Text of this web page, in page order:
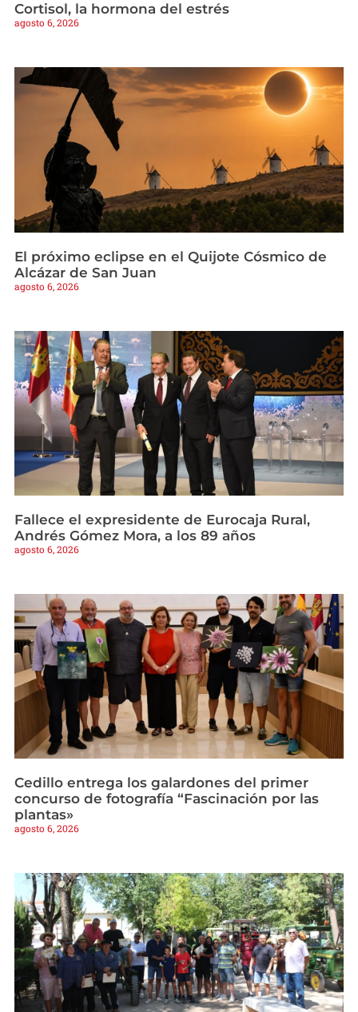
Cortisol, la hormona del estrés
agosto 6, 2026
El próximo eclipse en el Quijote Cósmico de
Alcázar de San Juan
agosto 6, 2026
Fallece el expresidente de Eurocaja Rural,
Andrés Gómez Mora, a los 89 años
agosto 6, 2026
Cedillo entrega los galardones del primer
concurso de fotografía “Fascinación por las
plantas»
agosto 6, 2026